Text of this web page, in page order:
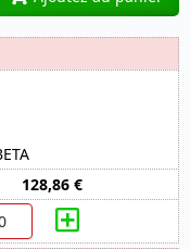
128,86 €